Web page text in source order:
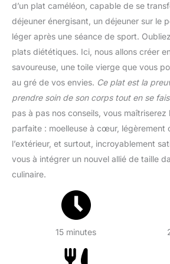
d’un plat caméléon, capable de se
déjeuner énergisant, un déjeuner sur le
léger après une séance de sport.
plats diététiques. Ici, nous allons créer
savoureuse, une toile vierge que vous
au gré de vos envies. Ce plat est la
prendre soin de son corps tout en se
pas à pas nos conseils, vous maîtriserez
parfaite : moelleuse à cœur, légèrement
l’extérieur, et surtout, incroyablement
vous à intégrer un nouvel allié de taille
culinaire.
15 minutes